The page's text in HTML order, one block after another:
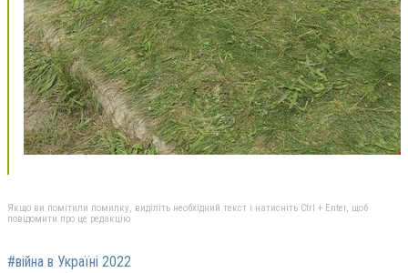
Якщо ви помітили помилку, виділіть необхідний текст і натисніть Ctrl + Enter, щоб
повідомити про це редакцію
#війна в Україні 2022